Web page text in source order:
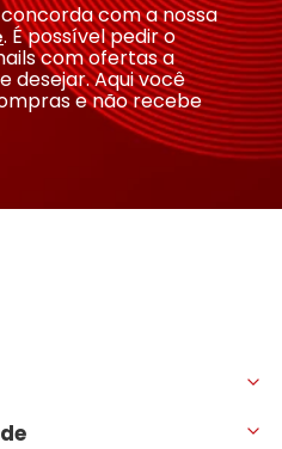
com a nossa
. É possível pedir o
com ofertas a
desejar. Aqui você
e não recebe